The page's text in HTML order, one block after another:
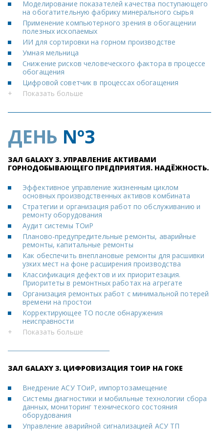
Моделирование показателей качества поступающего
на обогатительную фабрику минерального сырья
Применение компьютерного зрения в обогащении
полезных ископаемых
ИИ для сортировки на горном производстве
Умная мельница
Снижение рисков человеческого фактора в процессе
обогащения
Цифровой советчик в процессах обогащения
+
Показать больше
ДЕНЬ Nº3
ЗАЛ GALAXY 3. УПРАВЛЕНИЕ АКТИВАМИ
ГОРНОДОБЫВАЮЩЕГО ПРЕДПРИЯТИЯ. НАДЁЖНОСТЬ.
Эффективное управление жизненным циклом
основных производственных активов комбината
Стратегии и организация работ по обслуживанию и
ремонту оборудования
Аудит системы ТОиР
Планово-предупредительные ремонты, аварийные
ремонты, капитальные ремонты
Как обеспечить внеплановые ремонты для расшивки
узких мест на фоне расширения производства
Классификация дефектов и их приоритезация.
Приоритеты в ремонтных работах на агрегате
Организация ремонтых работ с минимальной потерей
времени на простои
Корректирующее ТО после обнаружения
неисправности
+
Показать больше
ЗАЛ GALAXY 3. ЦИФРОВИЗАЦИЯ ТОИР НА ГОКЕ
Внедрение АСУ ТОиР, импортозамещение
Системы диагностики и мобильные технологии сбора
данных, мониторинг технического состояния
оборудования
Управление аварийной сигнализацией АСУ ТП